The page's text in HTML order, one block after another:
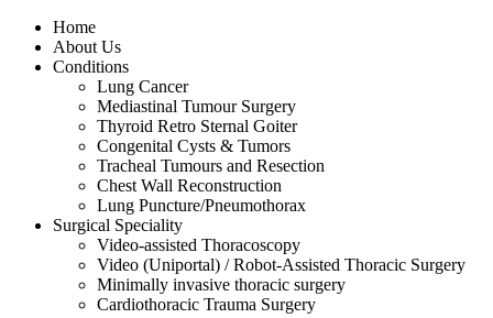
Home
About Us
Conditions
Lung Cancer
Mediastinal Tumour Surgery
Thyroid Retro Sternal Goiter
Congenital Cysts & Tumors
Tracheal Tumours and Resection
Chest Wall Reconstruction
Lung Puncture/Pneumothorax
Surgical Speciality
Video-assisted Thoracoscopy
Video (Uniportal) / Robot-Assisted Thoracic Surgery
Minimally invasive thoracic surgery
Cardiothoracic Trauma Surgery